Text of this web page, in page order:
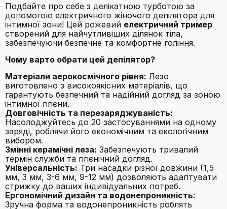
Подбайте про себе з делікатною турботою за
допомогою електричного жіночого депілятора для
інтимної зони! Цей рожевий електричний тример
створений для найчутливіших ділянок тіла,
забезпечуючи безпечне та комфортне гоління.
Чому варто обрати цей депілятор?
Матеріали аерокосмічного рівня: Лезо
виготовлено з високоякісних матеріалів, що
гарантують безпечний та надійний догляд за зоною
інтимної гігієни.
Довговічність та перезаряджуваність:
Насолоджуйтесь до 20 застосуваннями на одному
заряді, роблячи його економічним та екологічним
вибором.
Змінні керамічні леза: Забезпечують тривалий
термін служби та гігієнічний догляд.
Універсальність: Три насадки різної довжини (1,5
мм, 3 мм, 3-6 мм, 9-12 мм) дозволяють адаптувати
стрижку до ваших індивідуальних потреб.
Ергономічний дизайн та водонепроникність:
Зручна форма та водонепроникність роблять